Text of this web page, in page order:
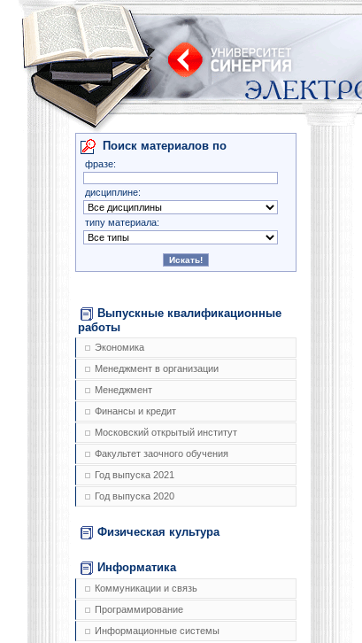
Поиск материалов по
фразе:
дисциплине:
типу материала:
Выпускные квалификационные
работы
Экономика
Менеджмент в организации
Менеджмент
Финансы и кредит
Московский открытый институт
Факультет заочного обучения
Год выпуска 2021
Год выпуска 2020
Физическая культура
Информатика
Коммуникации и связь
Программирование
Информационные системы